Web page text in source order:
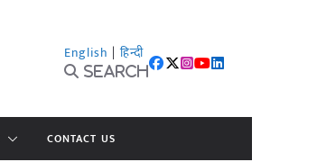
English | हिन्दी
Search
CONTACT US